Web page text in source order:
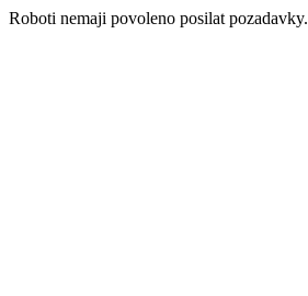
Roboti nemaji povoleno posilat pozadavky.